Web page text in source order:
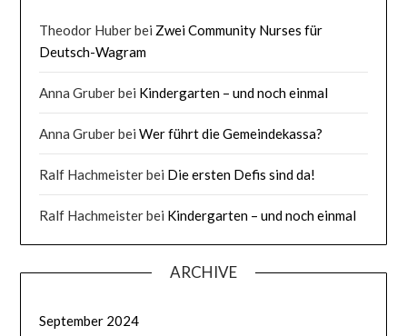
Theodor Huberbei Zwei Community Nurses für
Deutsch-Wagram
Anna Gruberbei Kindergarten – und noch einmal
Anna GruberbeiWer führt die Gemeindekassa?
Ralf Hachmeisterbei Die ersten Defis sind da!
Ralf Hachmeisterbei Kindergarten – und noch einmal
ARCHIVE
September 2024